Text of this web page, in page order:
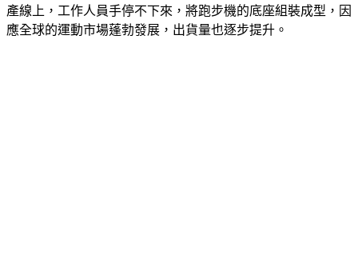
產線上，工作人員手停不下來，將跑步機的底座組裝成型，因